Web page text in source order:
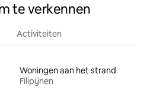
te verkennen
Activiteiten
Woningen aan het strand
Filipijnen